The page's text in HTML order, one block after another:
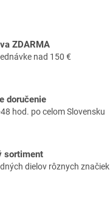
ZDARMA
nad 150 €
doručenie
hod. po celom Slovensku
sortiment
dielov rôznych značiek